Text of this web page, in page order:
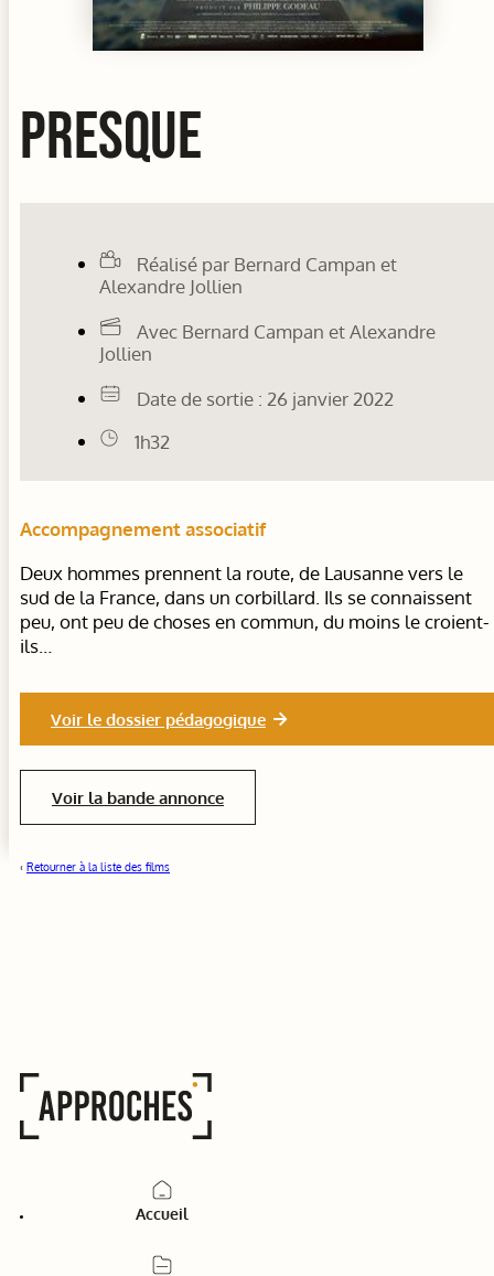
PRESQUE
Réalisé par Bernard Campan et
Alexandre Jollien
Avec Bernard Campan et Alexandre
Jollien
Date de sortie : 26 janvier 2022
1h32
Accompagnement associatif
Deux hommes prennent la route, de Lausanne vers le
sud de la France, dans un corbillard. Ils se connaissent
peu, ont peu de choses en commun, du moins le croient-
ils…
Voir le dossier pédagogique
Voir la bande annonce
‹ Retourner à la liste des films
Accueil